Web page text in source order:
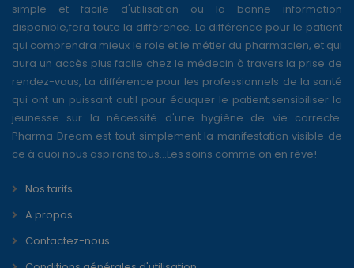
simple et facile d'utilisation ou la bonne information
disponible,fera toute la différence. La différence pour le patient
qui comprendra mieux le role et le métier du pharmacien, et qui
aura un accès plus facile chez le médecin à travers la prise de
rendez-vous, La différence pour les professionnels de la santé
qui ont un puissant outil pour éduquer le patient,sensibiliser la
jeunesse sur la nécessité d'une hygiène de vie correcte.
Pharma Dream est tout simplement la manifestation visible de
ce à quoi nous aspirons tous...Les soins comme on en rêve!
Nos tarifs
A propos
Contactez-nous